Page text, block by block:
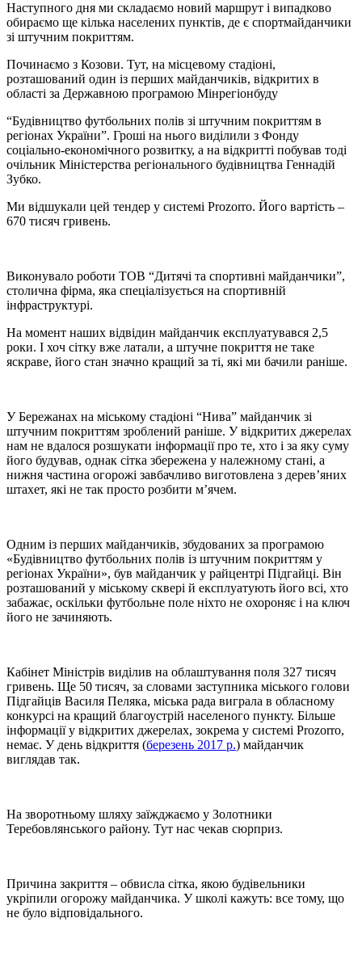
Наступного дня ми складаємо новий маршрут і випадково
обираємо ще кілька населених пунктів, де є спортмайданчики
зі штучним покриттям.
Починаємо з Козови. Тут, на місцевому стадіоні,
розташований один із перших майданчиків, відкритих в
області за Державною програмою Мінрегіонбуду
“Будівництво футбольних полів зі штучним покриттям в
регіонах України”. Гроші на нього виділили з Фонду
соціально-економічного розвитку, а на відкритті побував тоді
очільник Міністерства регіонального будівництва Геннадій
Зубко.
Ми відшукали цей тендер у системі Prozorro. Його вартість –
670 тисяч гривень.
Виконувало роботи ТОВ “Дитячі та спортивні майданчики”,
столична фірма, яка спеціалізується на спортивній
інфраструктурі.
На момент наших відвідин майданчик експлуатувався 2,5
роки. І хоч сітку вже латали, а штучне покриття не таке
яскраве, його стан значно кращий за ті, які ми бачили раніше.
У Бережанах на міському стадіоні “Нива” майданчик зі
штучним покриттям зроблений раніше. У відкритих джерелах
нам не вдалося розшукати інформації про те, хто і за яку суму
його будував, однак сітка збережена у належному стані, а
нижня частина огорожі завбачливо виготовлена з дерев’яних
штахет, які не так просто розбити м’ячем.
Одним із перших майданчиків, збудованих за програмою
«Будівництво футбольних полів із штучним покриттям у
регіонах України», був майданчик у райцентрі Підгайці. Він
розташований у міському сквері й експлуатують його всі, хто
забажає, оскільки футбольне поле ніхто не охороняє і на ключ
його не зачиняють.
Кабінет Міністрів виділив на облаштування поля 327 тисяч
гривень. Ще 50 тисяч, за словами заступника міського голови
Підгайців Василя Пеляка, міська рада виграла в обласному
конкурсі на кращий благоустрій населеного пункту. Більше
інформації у відкритих джерелах, зокрема у системі Prozorro,
немає. У день відкриття (березень 2017 р.) майданчик
виглядав так.
На зворотньому шляху заїжджаємо у Золотники
Теребовлянського району. Тут нас чекав сюрприз.
Причина закриття – обвисла сітка, якою будівельники
укріпили огорожу майданчика. У школі кажуть: все тому, що
не було відповідального.